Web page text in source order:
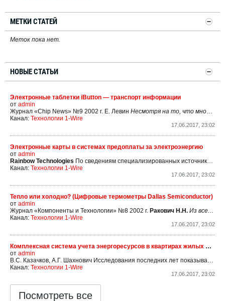
МЕТКИ СТАТЕЙ
Меток пока нет.
НОВЫЕ СТАТЬИ
Электронные таблетки iButton — транспорт информации
от admin
Журнал «Chip News» №9 2002 г. Е. Левин Несмотря на то, что многие привыкли рассматривать элемент iButton не более как ключ к квартире или подъезду, сами эти приборы были задуманы как цифровые метки, вынесенные из компьютера. Метка предполагает содержательную информацию, поэтому в первых приборах
Канал: Технологии 1-Wire
17.06.2017, 23:02
Электронные карты в системах предоплаты за электроэнергию
от admin
Rainbow Technologies По сведениям специализированных источников, потребность бытового и промышленного секторов России в современных электронных счетчиках электроэнергии оценивается в 50 миллионов штук, из которых промышленность ежегодно поставляет около миллиона. Как в самой России,...
Канал: Технологии 1-Wire
17.06.2017, 23:02
Тепло или холодно? (Цифровые термометры Dallas Semiconductor)
от admin
Журнал «Компоненты и Технологии» №8 2002 г. Ракович Н.Н. Из всех видов измерений в повседневной жизни мы чаще всего сталкиваемся с измерением температуры: при плохом самочувствии хватаемся за градусник, перед выходом на улицу смотрим на термометр за окном и т.д. Но это лишь верхушка айсберга: в медицине,
Канал: Технологии 1-Wire
17.06.2017, 23:02
Комплексная система учета энергоресурсов в квартирах жилых домов на основе сети
от admin
В.С. Казачков, А.Г. Шахнович Исследования последних лет показывают, что в России потенциал энергосбережения в жилом секторе достигает 40—50%. Проблема энергосбережения приобретает все большее значение в связи с уменьшением дотаций государства в жилищную сферу и ростом цен на энергоносители....
Канал: Технологии 1-Wire
17.06.2017, 23:02
Посмотреть все